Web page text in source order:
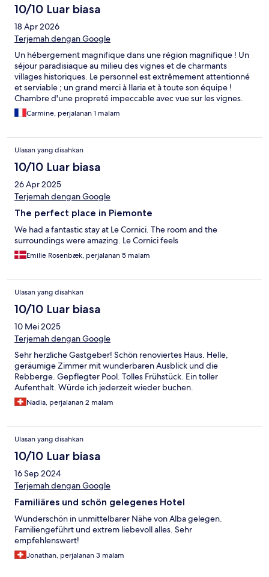
10/10 Luar biasa
18 Apr 2026
Terjemah dengan Google
Un hébergement magnifique dans une région magnifique ! Un
séjour paradisiaque au milieu des vignes et de charmants
villages historiques. Le personnel est extrêmement attentionné
et serviable ; un grand merci à Ilaria et à toute son équipe !
Chambre d'une propreté impeccable avec vue sur les vignes.
Petit-déjeuner fantastique composé de produits locaux. Ma
femme et moi avons hâte d'y retourner et de prolonger notre
hébergement fabuleux et de la splendide région de Lanche,
dans le Piémont. Encore un grand merci ! Carmine
Carmine, perjalanan 1 malam
Ulasan yang disahkan
10/10 Luar biasa
26 Apr 2025
Terjemah dengan Google
The perfect place in Piemonte
We had a fantastic stay at Le Cornici. The room and the
surroundings were amazing. Le Cornici feels
Emilie Rosenbæk, perjalanan 5 malam
Ulasan yang disahkan
10/10 Luar biasa
10 Mei 2025
Terjemah dengan Google
Sehr herzliche Gastgeber! Schön renoviertes Haus. Helle,
geräumige Zimmer mit wunderbaren Ausblick und die
Rebberge. Gepflegter Pool. Tolles Frühstück. Ein toller
Aufenthalt. Würde ich jederzeit wieder buchen.
Nadia, perjalanan 2 malam
Ulasan yang disahkan
10/10 Luar biasa
16 Sep 2024
Terjemah dengan Google
Familiäres und schön gelegenes Hotel
Wunderschön in unmittelbarer Nähe von Alba gelegen.
Familiengeführt und extrem liebevoll alles. Sehr
empfehlenswert!
Jonathan, perjalanan 3 malam